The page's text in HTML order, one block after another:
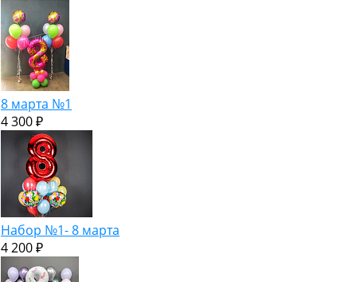
8 марта №1
4 300 ₽
Набор №1- 8 марта
4 200 ₽